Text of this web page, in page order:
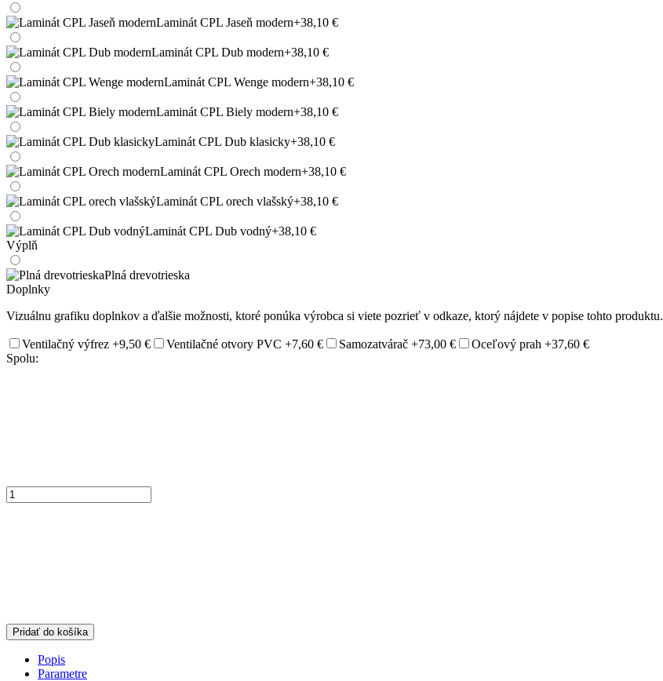
Laminát CPL Jaseň modern+38,10 €
Laminát CPL Dub modern+38,10 €
Laminát CPL Wenge modern+38,10 €
Laminát CPL Biely modern+38,10 €
Laminát CPL Dub klasicky+38,10 €
Laminát CPL Orech modern+38,10 €
Laminát CPL orech vlašský+38,10 €
Laminát CPL Dub vodný+38,10 €
Výplň
Plná drevotrieska
Doplnky
Vizuálnu grafiku doplnkov a ďalšie možnosti, ktoré ponúka výrobca si viete pozrieť v odkaze, ktorý nájdete v popise tohto produktu.
Ventilačný výfrez +9,50 € Ventilačné otvory PVC +7,60 € Samozatvárač +73,00 € Oceľový prah +37,60 €
Spolu:
Pridať do košíka
Popis
Parametre